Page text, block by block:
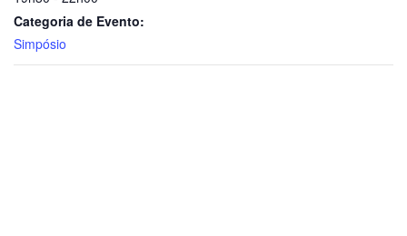
Categoria de Evento:
Simpósio